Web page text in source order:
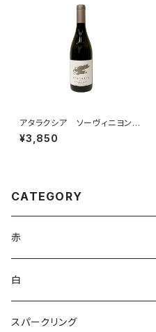
アタラクシア ソーヴィニヨン・
ブラン 2025
¥3,850
CATEGORY
赤
ブルゴーニュ
ボルドー
白
アルザス
スパークリング